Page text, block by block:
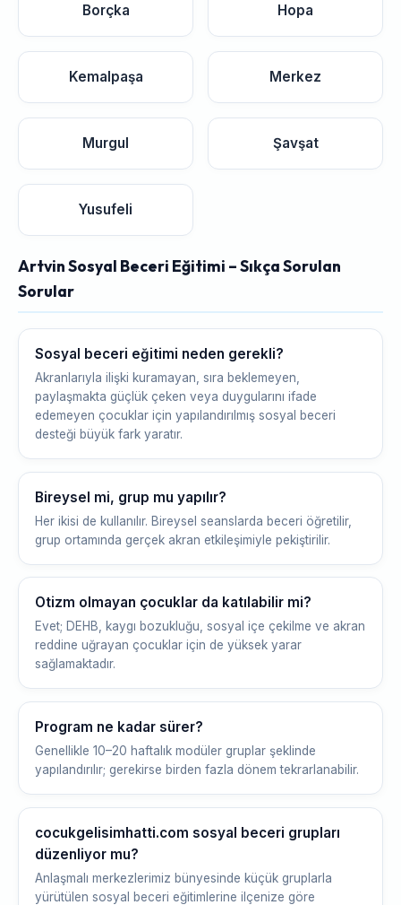
Borçka Hopa
Kemalpaşa Merkez
Murgul Şavşat
Yusufeli
Artvin Sosyal Beceri Eğitimi – Sıkça Sorulan
Sorular
Sosyal beceri eğitimi neden gerekli?
Akranlarıyla ilişki kuramayan, sıra beklemeyen,
paylaşmakta güçlük çeken veya duygularını ifade
edemeyen çocuklar için yapılandırılmış sosyal beceri
desteği büyük fark yaratır.
Bireysel mi, grup mu yapılır?
Her ikisi de kullanılır. Bireysel seanslarda beceri öğretilir,
grup ortamında gerçek akran etkileşimiyle pekiştirilir.
Otizm olmayan çocuklar da katılabilir mi?
Evet; DEHB, kaygı bozukluğu, sosyal içe çekilme ve akran
reddine uğrayan çocuklar için de yüksek yarar
sağlamaktadır.
Program ne kadar sürer?
Genellikle 10–20 haftalık modüler gruplar şeklinde
yapılandırılır; gerekirse birden fazla dönem tekrarlanabilir.
cocukgelisimhatti.com sosyal beceri grupları
düzenliyor mu?
Anlaşmalı merkezlerimiz bünyesinde küçük gruplarla
yürütülen sosyal beceri eğitimlerine ilçenize göre